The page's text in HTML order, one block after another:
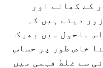
کے کھانے اور
دیتے ہیں کہ
ماحول میں بھیک
خاص طور پر حساس
سے غلط فہمی میں